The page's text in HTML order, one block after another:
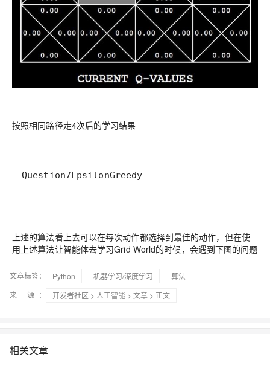
按照相同路径走4次后的学习结果
Question7EpsilonGreedy
上述的算法看上去可以在每次动作都选择到最佳的动作，但在使
用上述算法让智能体去学习Grid World的时候，会遇到下图的问题
文章标签： Python 机器学习/深度学习
算法
来 源：
开发者社区 > 人工智能 > 文章 > 正文
相关文章